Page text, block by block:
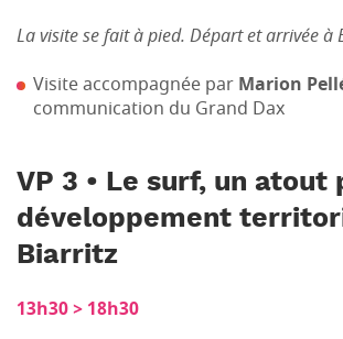
La visite se fait à pied. Départ et arrivée à
Visite accompagnée par Marion
communication du Grand Dax
VP 3 • Le surf, un atout
développement
Biarritz
13h30 > 18h30